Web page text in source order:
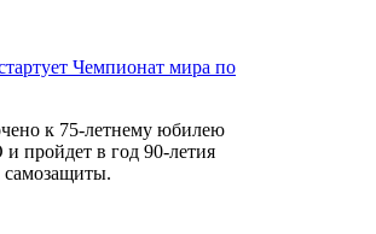
Чемпионат мира по
к 75-летнему юбилею
пройдет в год 90-летия